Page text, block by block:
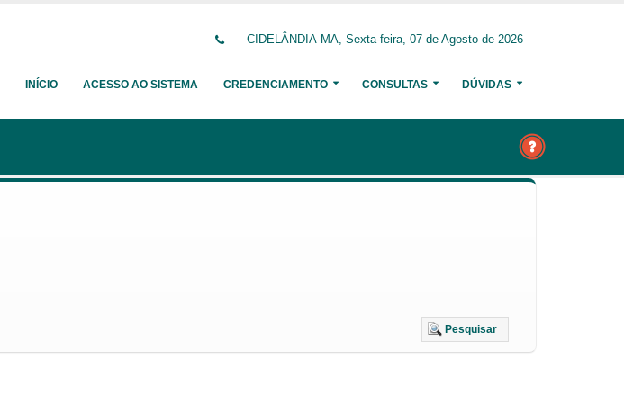
CIDELÂNDIA-MA, Sexta-feira, 07 de Agosto de 2026
INÍCIO ACESSO AO SISTEMA CREDENCIAMENTO CONSULTAS DÚVIDAS
Pesquisar